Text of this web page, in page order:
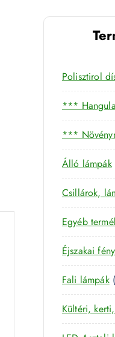
Polisztirol
***
***
Álló lámpák
Csillárok,
Egyéb
Éjszakai
Fali lámpák
Kültéri,